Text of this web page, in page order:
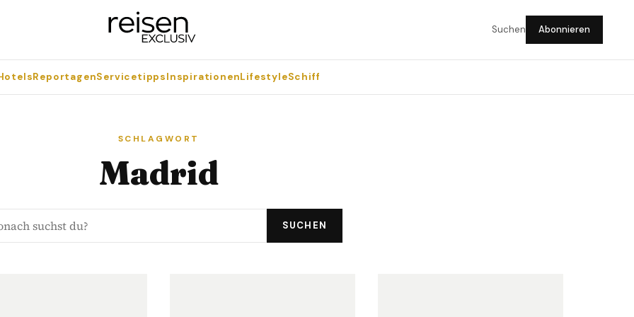
Suchen Abonnieren
ReportagenServicetippsInspirationenLifestyleSchiff
SCHLAGWORT
Madrid
SUCHEN